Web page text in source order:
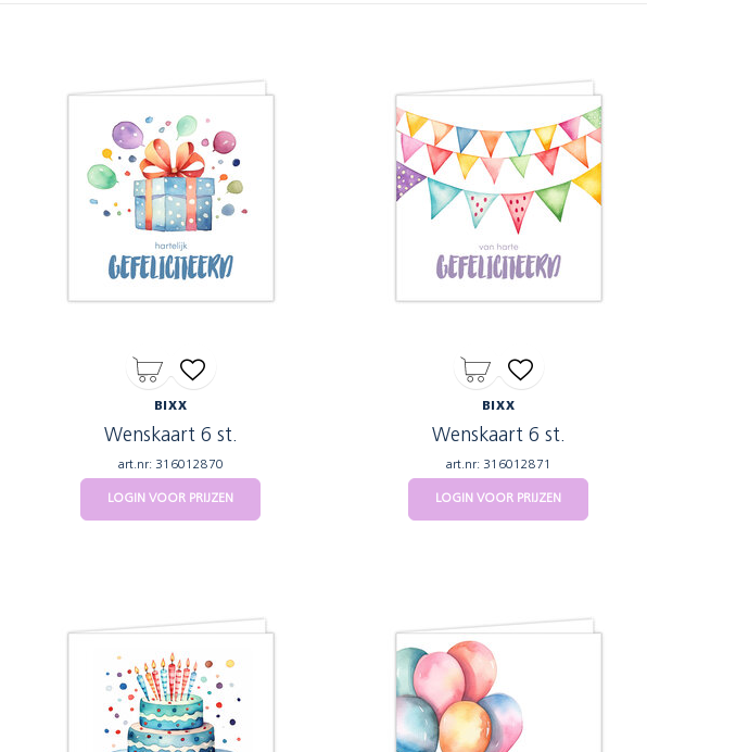
BIXX
Wenskaart 6 st.
art.nr: 316012870
LOGIN VOOR PRIJZEN
BIXX
Wenskaart 6 st.
art.nr: 316012871
LOGIN VOOR PRIJZEN